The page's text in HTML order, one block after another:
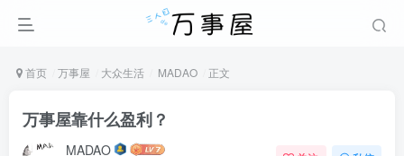
首页 万事屋 大众生活 MADAO 正文
万事屋靠什么盈利？
MADAO